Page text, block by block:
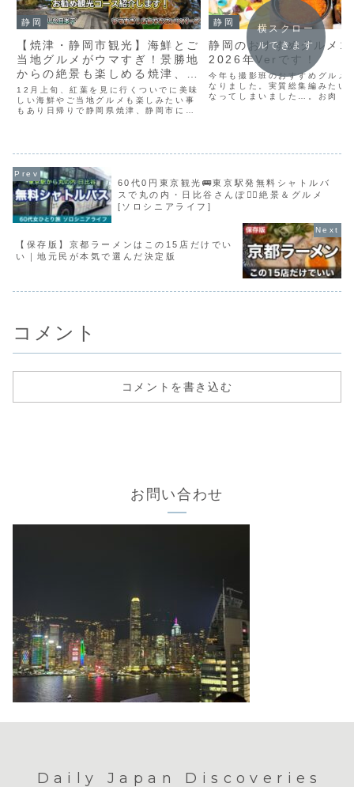
静岡
【焼津・静岡市観光】海鮮とご
当地グルメがウマすぎ！景勝地
からの絶景も楽しめる焼津、静
岡市のおすすめ観光スポットを
紹介します！
12月上旬、紅葉を見に行くついでに美味
しい海鮮やご当地グルメも楽しみたい事
もあり日帰りで静岡県焼津、静岡市に行
静岡
静岡のおすすめグルメ
2026年Verです！
今年も撮影班のおすすめグルメ
なりました。実質総集編みたい
なってしまいました…。お肉・
横スクロー
ルできます
60代0円東京観光🚌東京駅発無料シャトルバ
スで丸の内・日比谷さんぽ🚶‍♂️絶景＆グルメ
[ソロシニアライフ]
【保存版】京都ラーメンはこの15店だけでい
い｜地元民が本気で選んだ決定版
コメント
コメントを書き込む
お問い合わせ
Daily Japan Discoveries